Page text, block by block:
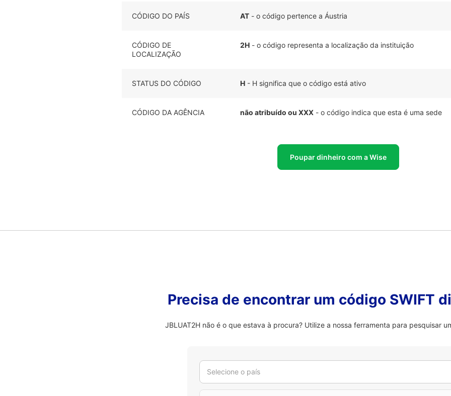
CÓDIGO DO PAÍS AT - o código pertence a Áustria
CÓDIGO DE
LOCALIZAÇÃO
2H - o código representa a localização da instituição
STATUS DO CÓDIGO H - H significa que o código está ativo
CÓDIGO DA AGÊNCIA não atribuído ou XXX - o código indica que esta é uma sede
Poupar dinheiro com a Wise
Precisa de encontrar um código SWIFT
JBLUAT2H não é o que estava à procura? Utilize a nossa ferramenta para pesquisar
Selecione o país